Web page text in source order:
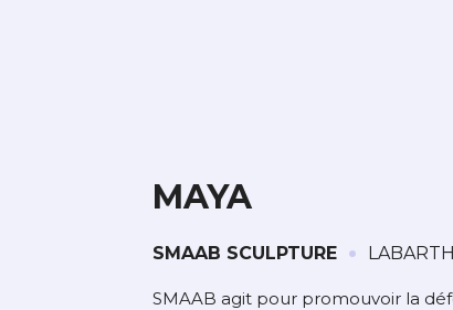
L’artiste assume
MAYA
SMAAB SCULPTURE ·
SMAAB agit pour promouvoir la